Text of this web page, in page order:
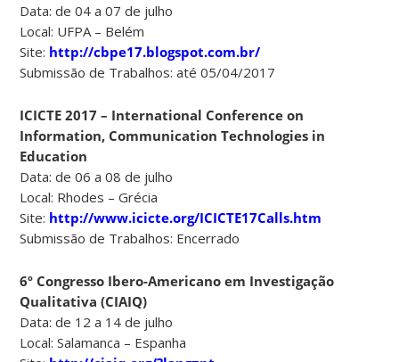
Data: de 04 a 07 de julho
Local: UFPA – Belém
Site: http://cbpe17.blogspot.com.br/
Submissão de Trabalhos: até 05/04/2017
ICICTE 2017 – International Conference on
Information, Communication Technologies in
Education
Data: de 06 a 08 de julho
Local: Rhodes – Grécia
Site: http://www.icicte.org/ICICTE17Calls.htm
Submissão de Trabalhos: Encerrado
6º Congresso Ibero-Americano em Investigação
Qualitativa (CIAIQ)
Data: de 12 a 14 de julho
Local: Salamanca – Espanha